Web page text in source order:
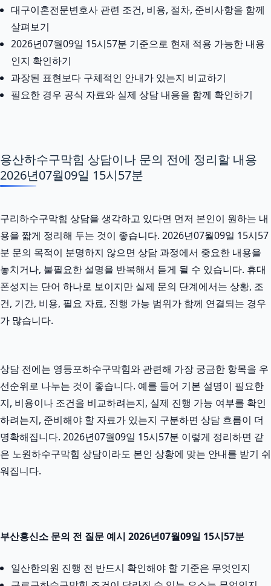
대구이혼전문변호사 관련 조건, 비용, 절차, 준비사항을 함께
살펴보기
2026년07월09일 15시57분 기준으로 현재 적용 가능한 내용
인지 확인하기
과장된 표현보다 구체적인 안내가 있는지 비교하기
필요한 경우 공식 자료와 실제 상담 내용을 함께 확인하기
용산하수구막힘 상담이나 문의 전에 정리할 내용
2026년07월09일 15시57분
구리하수구막힘 상담을 생각하고 있다면 먼저 본인이 원하는 내
용을 짧게 정리해 두는 것이 좋습니다. 2026년07월09일 15시57
분 문의 목적이 분명하지 않으면 상담 과정에서 중요한 내용을
놓치거나, 불필요한 설명을 반복해서 듣게 될 수 있습니다. 휴대
폰성지는 단어 하나로 보이지만 실제 문의 단계에서는 상황, 조
건, 기간, 비용, 필요 자료, 진행 가능 범위가 함께 연결되는 경우
가 많습니다.
상담 전에는 영등포하수구막힘와 관련해 가장 궁금한 항목을 우
선순위로 나누는 것이 좋습니다. 예를 들어 기본 설명이 필요한
지, 비용이나 조건을 비교하려는지, 실제 진행 가능 여부를 확인
하려는지, 준비해야 할 자료가 있는지 구분하면 상담 흐름이 더
명확해집니다. 2026년07월09일 15시57분 이렇게 정리하면 같
은 노원하수구막힘 상담이라도 본인 상황에 맞는 안내를 받기 쉬
워집니다.
부산흥신소 문의 전 질문 예시 2026년07월09일 15시57분
일산한의원 진행 전 반드시 확인해야 할 기준은 무엇인지